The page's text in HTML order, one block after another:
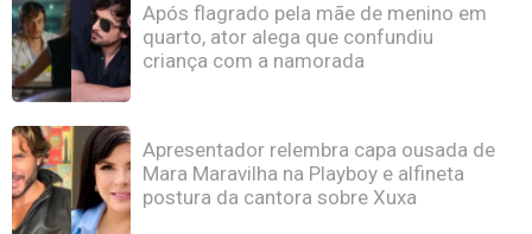
Após flagrado pela mãe de menino em
quarto, ator alega que confundiu
criança com a namorada
Apresentador relembra capa ousada de
Mara Maravilha na Playboy e alfineta
postura da cantora sobre Xuxa